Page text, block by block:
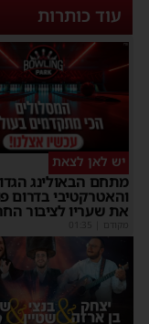
עוד כותרות
יש לאן לצאת
מתחם הבאולינג
והאטרקטיבי בדרום
את שעריו לציבור
מקודם